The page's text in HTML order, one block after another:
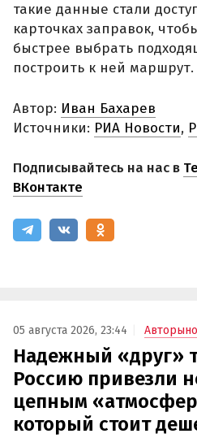
такие данные стали
карточках заправок,
быстрее выбрать
построить к ней маршрут.
Автор: Иван Бахарев
Источники: РИА Новости,
Подписывайтесь на нас в
ВКонтакте
05 августа 2026, 23:44
Надежный «друг»
Россию привезли
цепным
который стоит